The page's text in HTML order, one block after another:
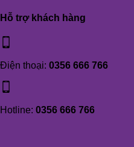
Hỗ trợ khách hàng
Điện thoại: 0356 666 766
Hotline: 0356 666 766